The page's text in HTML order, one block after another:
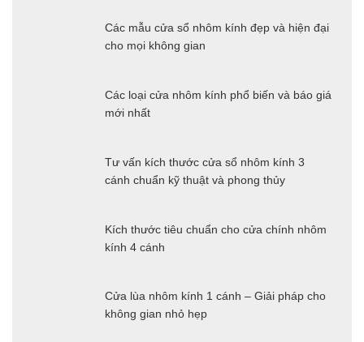
Các mẫu cửa sổ nhôm kính đẹp và hiện đại
cho mọi không gian
Các loại cửa nhôm kính phổ biến và báo giá
mới nhất
Tư vấn kích thước cửa sổ nhôm kính 3
cánh chuẩn kỹ thuật và phong thủy
Kích thước tiêu chuẩn cho cửa chính nhôm
kính 4 cánh
Cửa lùa nhôm kính 1 cánh – Giải pháp cho
không gian nhỏ hẹp